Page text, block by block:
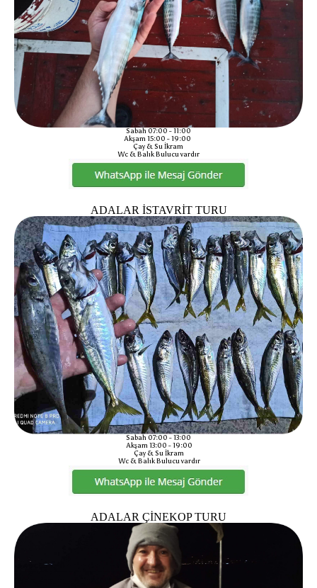
Sabah 07:00 - 11:00
Akşam 15:00 - 19:00
Çay & Su İkram
Wc & Balık Bulucu vardır
ADALAR İSTAVRİT TURU
Sabah 07:00 - 13:00
Akşam 13:00 - 19:00
Çay & Su İkram
Wc & Balık Bulucu vardır
ADALAR ÇİNEKOP TURU